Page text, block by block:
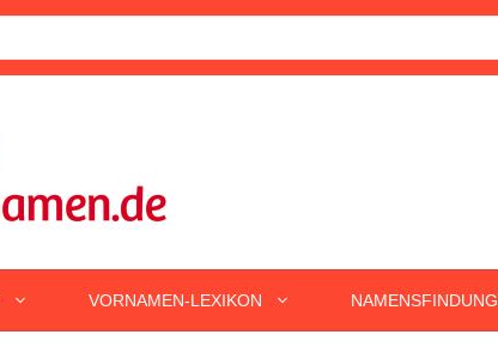
VORNAMEN-LEXIKON NAMENSFINDUNG